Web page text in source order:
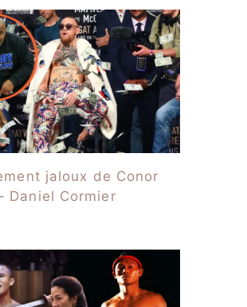
jaloux de Conor
Daniel Cormier